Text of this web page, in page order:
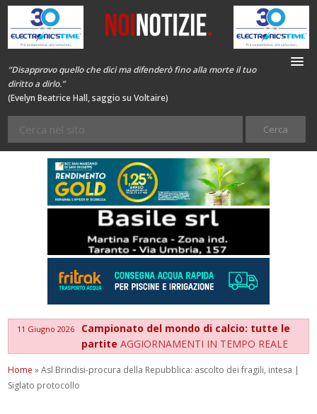
“Disapprovo quello che dici ma difenderò fino alla morte il tuo
diritto a dirlo.”
(Evelyn Beatrice Hall, saggio su Voltaire)
11 Giugno 2026
Campionato del mondo di calcio: tutte le
partiteAGGIORNAMENTI IN TEMPO REALE
Home »Asl Brindisi-procura della Repubblica: ascolto dei fragili, intesa |
Siglato protocollo